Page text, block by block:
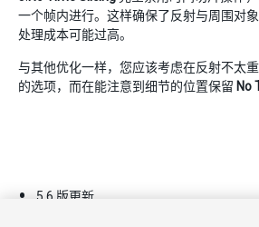
一个帧内进行。这样确保了反射与周围对
处理成本可能过高。
与其他优化一样，您应该考虑在反射不太
的选项，而在能注意到细节的位置保留 No
5.6 版更新